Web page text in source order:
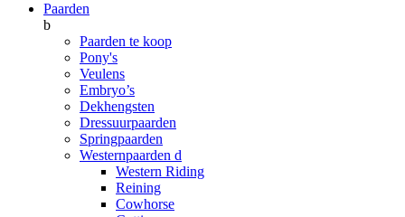
Paarden
b
Paarden te koop
Pony's
Veulens
Embryo’s
Dekhengsten
Dressuurpaarden
Springpaarden
Westernpaarden d
Western Riding
Reining
Cowhorse